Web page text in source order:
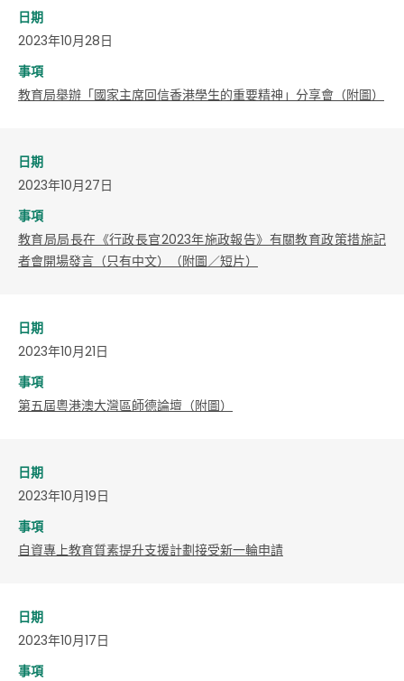
日期
2023年10月28日
事項
教育局舉辦「國家主席回信香港學生的重要精神」分享會（附圖）
日期
2023年10月27日
事項
教育局局長在《行政長官2023年施政報告》有關教育政策措施記
者會開場發言（只有中文）（附圖／短片）
日期
2023年10月21日
事項
​第五屆粵港澳大灣區師德論壇（附圖）
日期
2023年10月19日
事項
自資專上教育質素提升支援計劃接受新一輪申請
日期
2023年10月17日
事項